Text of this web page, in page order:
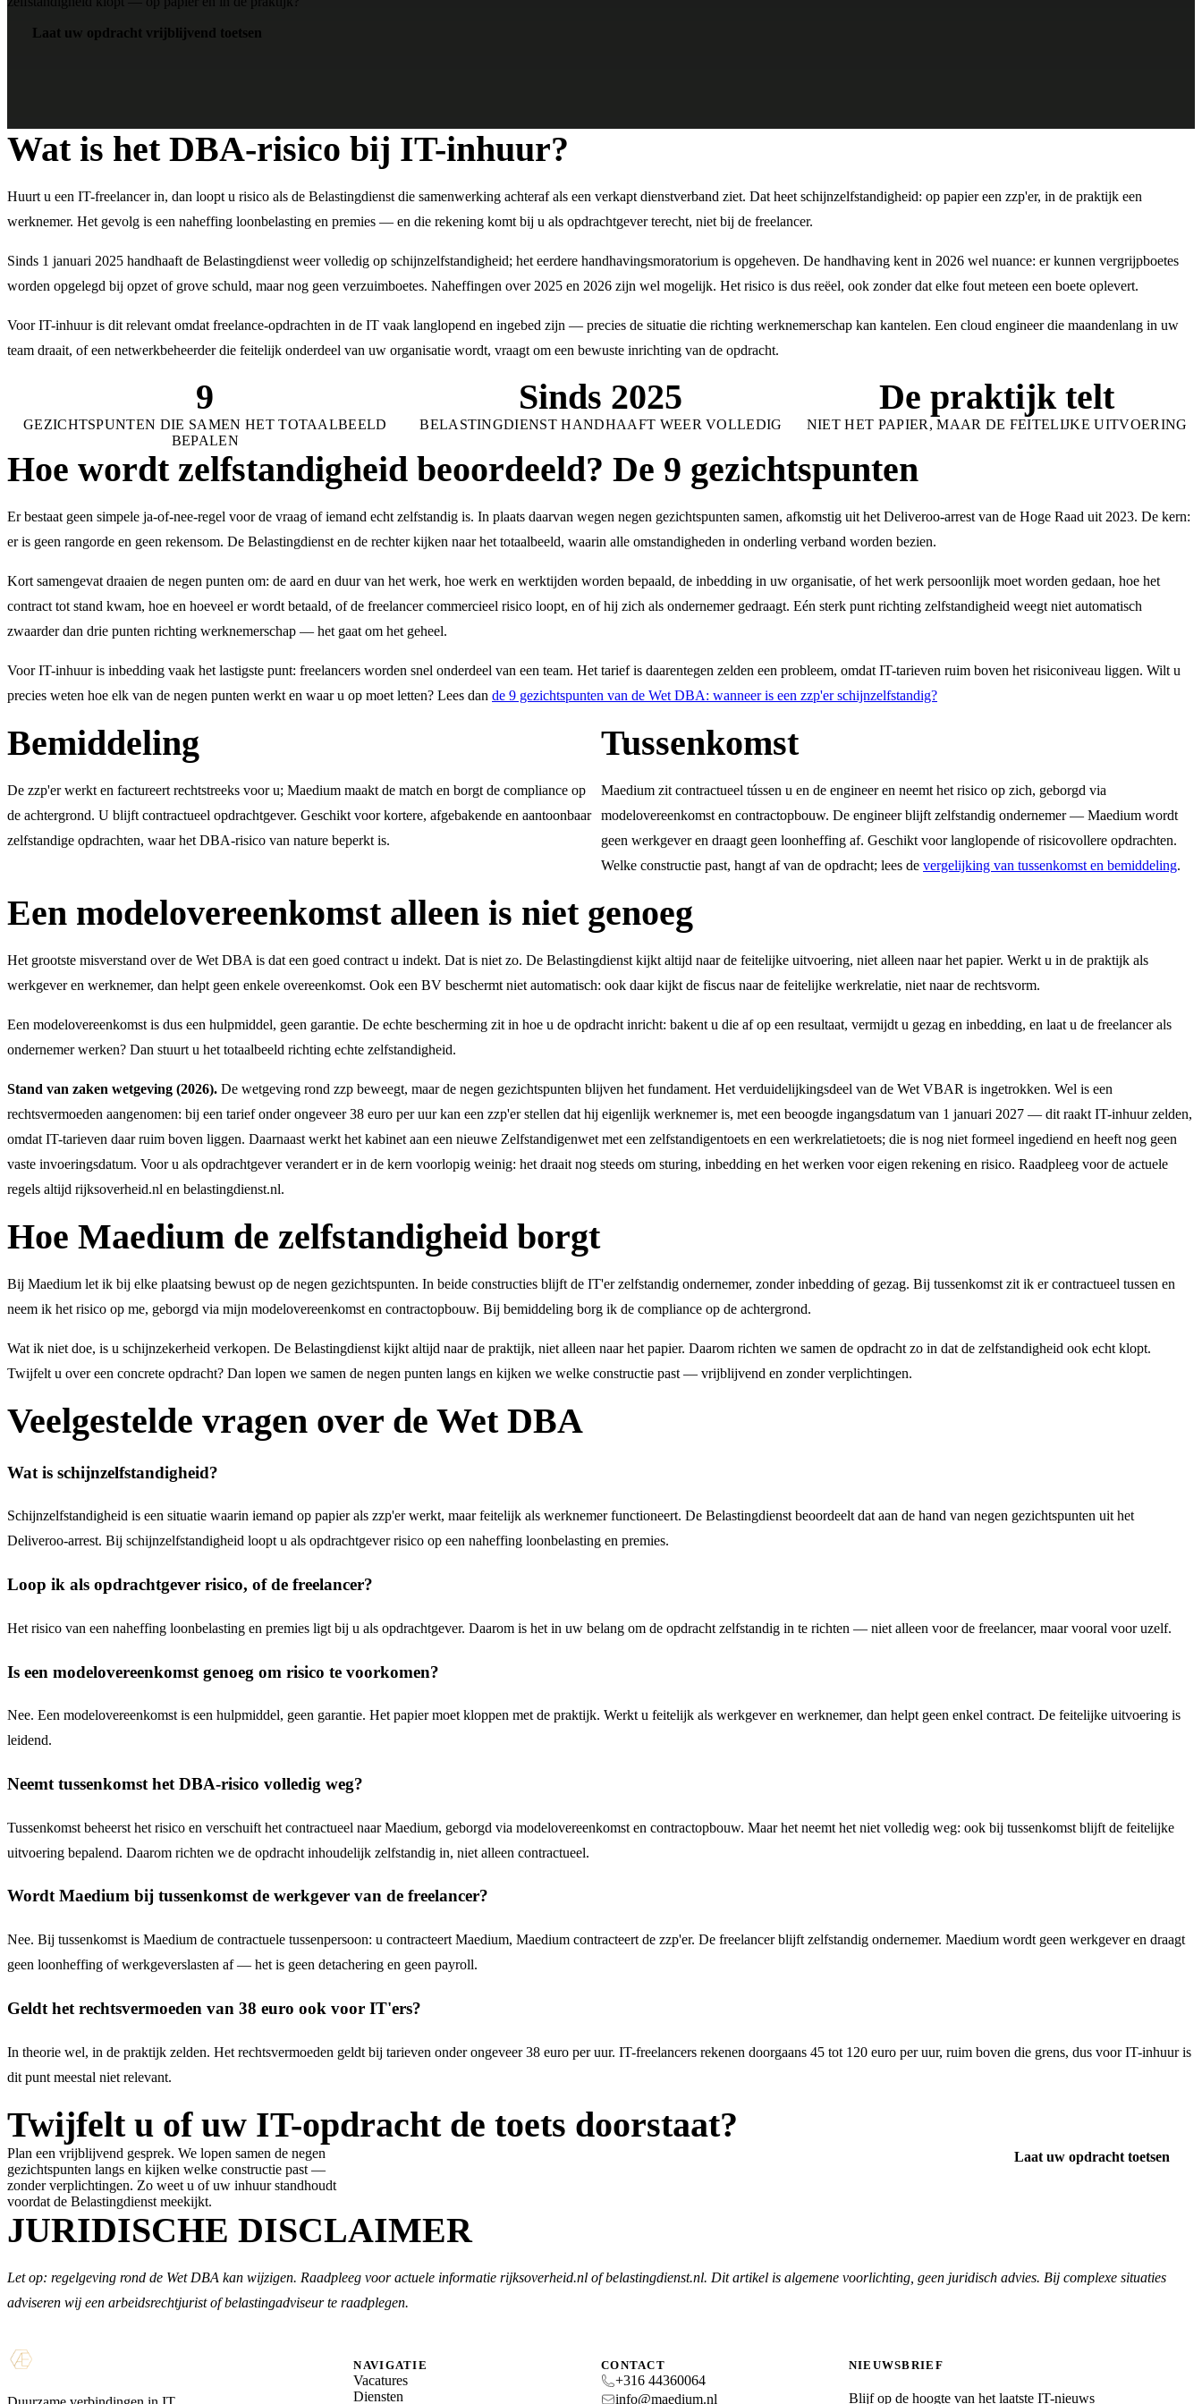
Laat uw opdracht vrijblijvend toetsen
Wat is het DBA-risico bij IT-inhuur?
Huurt u een IT-freelancer in, dan loopt u risico als de Belastingdienst die samenwerking achteraf als een verkapt dienstverband ziet. Dat heet schijnzelfstandigheid: op papier een zzp'er, in de praktijk een
werknemer. Het gevolg is een naheffing loonbelasting en premies — en die rekening komt bij u als opdrachtgever terecht, niet bij de freelancer.
Sinds 1 januari 2025 handhaaft de Belastingdienst weer volledig op schijnzelfstandigheid; het eerdere handhavingsmoratorium is opgeheven. De handhaving kent in 2026 wel nuance: er kunnen vergrijpboetes
worden opgelegd bij opzet of grove schuld, maar nog geen verzuimboetes. Naheffingen over 2025 en 2026 zijn wel mogelijk. Het risico is dus reëel, ook zonder dat elke fout meteen een boete oplevert.
Voor IT-inhuur is dit relevant omdat freelance-opdrachten in de IT vaak langlopend en ingebed zijn — precies de situatie die richting werknemerschap kan kantelen. Een cloud engineer die maandenlang in uw
team draait, of een netwerkbeheerder die feitelijk onderdeel van uw organisatie wordt, vraagt om een bewuste inrichting van de opdracht.
9
GEZICHTSPUNTEN DIE SAMEN HET TOTAALBEELD
BEPALEN
Sinds 2025
BELASTINGDIENST HANDHAAFT WEER VOLLEDIG
De praktijk telt
NIET HET PAPIER, MAAR DE FEITELIJKE UITVOERING
Hoe wordt zelfstandigheid beoordeeld? De 9 gezichtspunten
Er bestaat geen simpele ja-of-nee-regel voor de vraag of iemand echt zelfstandig is. In plaats daarvan wegen negen gezichtspunten samen, afkomstig uit het Deliveroo-arrest van de Hoge Raad uit 2023. De kern:
er is geen rangorde en geen rekensom. De Belastingdienst en de rechter kijken naar het totaalbeeld, waarin alle omstandigheden in onderling verband worden bezien.
Kort samengevat draaien de negen punten om: de aard en duur van het werk, hoe werk en werktijden worden bepaald, de inbedding in uw organisatie, of het werk persoonlijk moet worden gedaan, hoe het
contract tot stand kwam, hoe en hoeveel er wordt betaald, of de freelancer commercieel risico loopt, en of hij zich als ondernemer gedraagt. Eén sterk punt richting zelfstandigheid weegt niet automatisch
zwaarder dan drie punten richting werknemerschap — het gaat om het geheel.
Voor IT-inhuur is inbedding vaak het lastigste punt: freelancers worden snel onderdeel van een team. Het tarief is daarentegen zelden een probleem, omdat IT-tarieven ruim boven het risiconiveau liggen. Wilt u
precies weten hoe elk van de negen punten werkt en waar u op moet letten? Lees dan de 9 gezichtspunten van de Wet DBA: wanneer is een zzp'er schijnzelfstandig?
Bemiddeling
De zzp'er werkt en factureert rechtstreeks voor u; Maedium maakt de match en borgt de compliance op
de achtergrond. U blijft contractueel opdrachtgever. Geschikt voor kortere, afgebakende en aantoonbaar
zelfstandige opdrachten, waar het DBA-risico van nature beperkt is.
Tussenkomst
Maedium zit contractueel tússen u en de engineer en neemt het risico op zich, geborgd via
modelovereenkomst en contractopbouw. De engineer blijft zelfstandig ondernemer — Maedium wordt
geen werkgever en draagt geen loonheffing af. Geschikt voor langlopende of risicovollere opdrachten.
Welke constructie past, hangt af van de opdracht; lees de vergelijking van tussenkomst en bemiddeling.
Een modelovereenkomst alleen is niet genoeg
Het grootste misverstand over de Wet DBA is dat een goed contract u indekt. Dat is niet zo. De Belastingdienst kijkt altijd naar de feitelijke uitvoering, niet alleen naar het papier. Werkt u in de praktijk als
werkgever en werknemer, dan helpt geen enkele overeenkomst. Ook een BV beschermt niet automatisch: ook daar kijkt de fiscus naar de feitelijke werkrelatie, niet naar de rechtsvorm.
Een modelovereenkomst is dus een hulpmiddel, geen garantie. De echte bescherming zit in hoe u de opdracht inricht: bakent u die af op een resultaat, vermijdt u gezag en inbedding, en laat u de freelancer als
ondernemer werken? Dan stuurt u het totaalbeeld richting echte zelfstandigheid.
Stand van zaken wetgeving (2026). De wetgeving rond zzp beweegt, maar de negen gezichtspunten blijven het fundament. Het verduidelijkingsdeel van de Wet VBAR is ingetrokken. Wel is een
rechtsvermoeden aangenomen: bij een tarief onder ongeveer 38 euro per uur kan een zzp'er stellen dat hij eigenlijk werknemer is, met een beoogde ingangsdatum van 1 januari 2027 — dit raakt IT-inhuur zelden,
omdat IT-tarieven daar ruim boven liggen. Daarnaast werkt het kabinet aan een nieuwe Zelfstandigenwet met een zelfstandigentoets en een werkrelatietoets; die is nog niet formeel ingediend en heeft nog geen
vaste invoeringsdatum. Voor u als opdrachtgever verandert er in de kern voorlopig weinig: het draait nog steeds om sturing, inbedding en het werken voor eigen rekening en risico. Raadpleeg voor de actuele
regels altijd rijksoverheid.nl en belastingdienst.nl.
Hoe Maedium de zelfstandigheid borgt
Bij Maedium let ik bij elke plaatsing bewust op de negen gezichtspunten. In beide constructies blijft de IT'er zelfstandig ondernemer, zonder inbedding of gezag. Bij tussenkomst zit ik er contractueel tussen en
neem ik het risico op me, geborgd via mijn modelovereenkomst en contractopbouw. Bij bemiddeling borg ik de compliance op de achtergrond.
Wat ik niet doe, is u schijnzekerheid verkopen. De Belastingdienst kijkt altijd naar de praktijk, niet alleen naar het papier. Daarom richten we samen de opdracht zo in dat de zelfstandigheid ook echt klopt.
Twijfelt u over een concrete opdracht? Dan lopen we samen de negen punten langs en kijken we welke constructie past — vrijblijvend en zonder verplichtingen.
Veelgestelde vragen over de Wet DBA
Wat is schijnzelfstandigheid?
Schijnzelfstandigheid is een situatie waarin iemand op papier als zzp'er werkt, maar feitelijk als werknemer functioneert. De Belastingdienst beoordeelt dat aan de hand van negen gezichtspunten uit het
Deliveroo-arrest. Bij schijnzelfstandigheid loopt u als opdrachtgever risico op een naheffing loonbelasting en premies.
Loop ik als opdrachtgever risico, of de freelancer?
Het risico van een naheffing loonbelasting en premies ligt bij u als opdrachtgever. Daarom is het in uw belang om de opdracht zelfstandig in te richten — niet alleen voor de freelancer, maar vooral voor uzelf.
Is een modelovereenkomst genoeg om risico te voorkomen?
Nee. Een modelovereenkomst is een hulpmiddel, geen garantie. Het papier moet kloppen met de praktijk. Werkt u feitelijk als werkgever en werknemer, dan helpt geen enkel contract. De feitelijke uitvoering is
leidend.
Neemt tussenkomst het DBA-risico volledig weg?
Tussenkomst beheerst het risico en verschuift het contractueel naar Maedium, geborgd via modelovereenkomst en contractopbouw. Maar het neemt het niet volledig weg: ook bij tussenkomst blijft de feitelijke
uitvoering bepalend. Daarom richten we de opdracht inhoudelijk zelfstandig in, niet alleen contractueel.
Wordt Maedium bij tussenkomst de werkgever van de freelancer?
Nee. Bij tussenkomst is Maedium de contractuele tussenpersoon: u contracteert Maedium, Maedium contracteert de zzp'er. De freelancer blijft zelfstandig ondernemer. Maedium wordt geen werkgever en draagt
geen loonheffing of werkgeverslasten af — het is geen detachering en geen payroll.
Geldt het rechtsvermoeden van 38 euro ook voor IT'ers?
In theorie wel, in de praktijk zelden. Het rechtsvermoeden geldt bij tarieven onder ongeveer 38 euro per uur. IT-freelancers rekenen doorgaans 45 tot 120 euro per uur, ruim boven die grens, dus voor IT-inhuur is
dit punt meestal niet relevant.
Twijfelt u of uw IT-opdracht de toets doorstaat?
Plan een vrijblijvend gesprek. We lopen samen de negen
gezichtspunten langs en kijken welke constructie past —
zonder verplichtingen. Zo weet u of uw inhuur standhoudt
voordat de Belastingdienst meekijkt.
Laat uw opdracht toetsen
JURIDISCHE DISCLAIMER
Let op: regelgeving rond de Wet DBA kan wijzigen. Raadpleeg voor actuele informatie rijksoverheid.nl of belastingdienst.nl. Dit artikel is algemene voorlichting, geen juridisch advies. Bij complexe situaties
adviseren wij een arbeidsrechtjurist of belastingadviseur te raadplegen.
NAVIGATIE
Vacatures
Diensten
CONTACT
+316 44360064
info@maedium.nl
NIEUWSBRIEF
Blijf op de hoogte van het laatste IT-nieuws